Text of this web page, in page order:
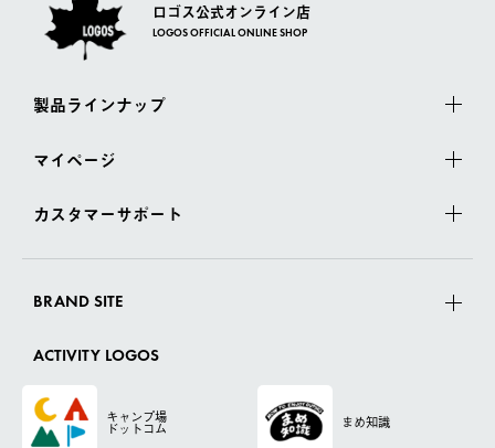
ロゴス公式オンライン店
LOGOS OFFICIAL ONLINE SHOP
製品ラインナップ
マイページ
カスタマーサポート
BRAND SITE
ACTIVITY LOGOS
キャンプ場
ドットコム まめ知識